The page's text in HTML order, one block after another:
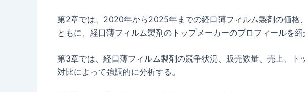
第2章では、2020年から2025年までの経口薄フィルム製剤の価格
ともに、経口薄フィルム製剤のトップメーカーのプロフィールを紹
第3章では、経口薄フィルム製剤の競争状況、販売数量、売上、ト
対比によって強調的に分析する。